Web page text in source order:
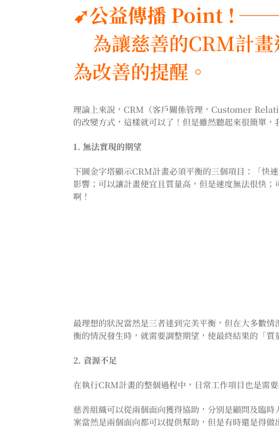
➹公益傳播 Point !
為讓慈善的CRM計
為改善的提醒。
理論上來說，CRM（客戶關係管理，Customer
的改變方式，這樣就可以了！但是雖然聽起來很簡單
1. 無法實現的期望
下圖金字塔顯示CRM計畫必須平衡的三個項目：「快
影響；可以讓計畫便宜且質量高，但是速度無法很快
啊！
最理想的狀況當然是三者達到完美平衡，但在大多數
衡的情況發生時，就需要調整期望，使最終結果的「質
2. 資源不足
在執行CRM計畫的整個過程中，日常工作項目也是需
慈善組織可以從兩個面向獲得協助，分別是顧問及臨
案當然是兩個面向都可以提供幫助，但是有時還是得